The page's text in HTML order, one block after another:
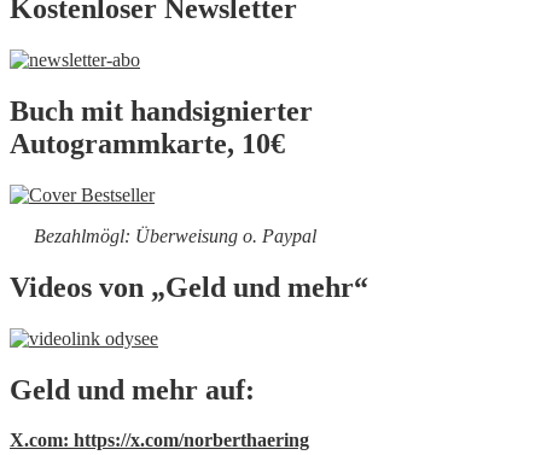
Kostenloser Newsletter
Buch mit handsignierter
Autogrammkarte, 10€
Bezahlmögl: Überweisung o. Paypal
Videos von „Geld und mehr“
Geld und mehr auf:
X.com: https://x.com/norberthaering